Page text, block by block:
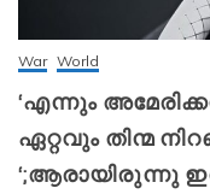
War World
‘എന്നും
ഏറ്റവും തിന്മ
‘;ആരായിരുന്നു